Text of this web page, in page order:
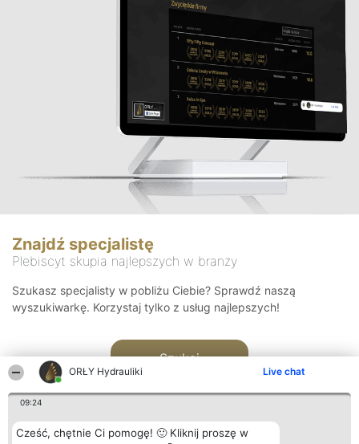
ORŁY Hydrauliki Live chat
09:24
Cześć, chętnie Ci pomogę! 🙂 Kliknij proszę w
Znajdź specjalistę
Plebiscyt skupia najlepszych w branży
Szukasz specjalisty w pobliżu Ciebie? Sprawdź naszą
wyszukiwarkę. Korzystaj tylko z usług najlepszych!
Szukaj